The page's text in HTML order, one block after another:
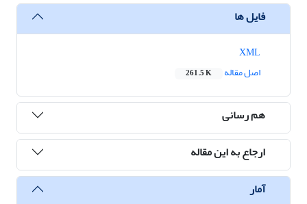
فایل ها
اصل مقاله
261.5 K
هم رسانی
ارجاع به این مقاله
آمار